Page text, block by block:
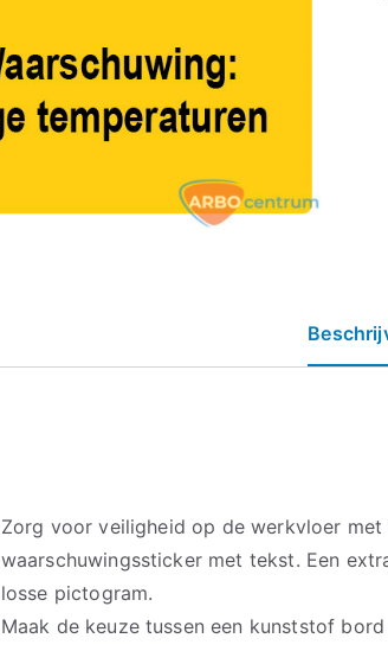
Zorg voor veiligheid op de werkvloer
waarschuwingssticker met tekst. Een
losse pictogram.
Maak de keuze tussen een kunststof